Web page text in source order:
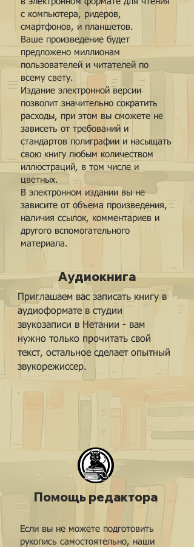
с компьютера, ридеров,
смартфонов, и планшетов.
Ваше произведение будет
предложено миллионам
пользователей и читателей по
всему свету.
Издание электронной версии
позволит значительно сократить
расходы, при этом вы сможете не
зависеть от требований и
стандартов полиграфии и насыщать
свою книгу любым количеством
иллюстраций, в том числе и
цветных.
В электронном издании вы не
зависите от объема произведения,
наличия ссылок, комментариев и
другого вспомогательного
материала.
Аудиокнига
Приглашаем вас записать книгу в
аудиоформате в студии
звукозаписи в Нетании - вам
нужно только прочитать свой
текст, остальное сделает опытный
звукорежиссер.
Помощь редактора
Если вы не можете подготовить
рукопись самостоятельно, наши